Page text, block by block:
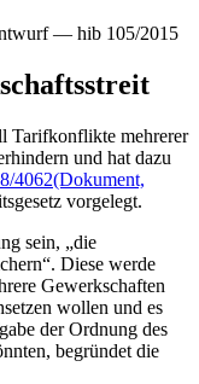
— hib 105/2015
Tarifkonflikte mehrerer
und hat dazu
4062(Dokument,
vorgelegt.
sein, „die
Diese werde
Gewerkschaften
wollen und es
der Ordnung des
begründet die